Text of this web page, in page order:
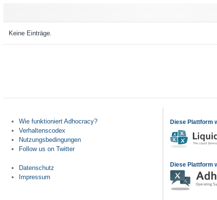
Keine Einträge.
Wie funktioniert Adhocracy?
Verhaltenscodex
Nutzungsbedingungen
Follow us on Twitter
Datenschutz
Impressum
Diese Plattform
Diese Plattform